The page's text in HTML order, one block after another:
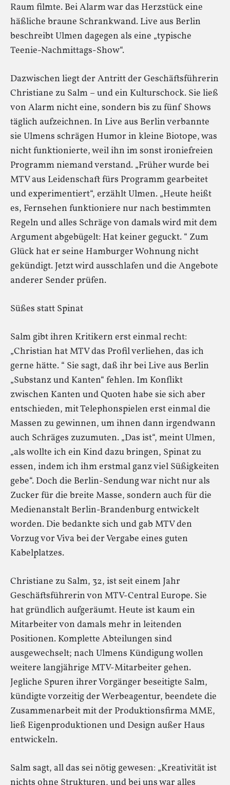
Raum filmte. Bei Alarm war das Herzstück eine
häßliche braune Schrankwand. Live aus Berlin
beschreibt Ulmen dagegen als eine „typische
Teenie-Nachmittags-Show“.
Dazwischen liegt der Antritt der Geschäftsführerin
Christiane zu Salm – und ein Kulturschock. Sie ließ
von Alarm nicht eine, sondern bis zu fünf Shows
täglich aufzeichnen. In Live aus Berlin verbannte
sie Ulmens schrägen Humor in kleine Biotope, was
nicht funktionierte, weil ihn im sonst ironiefreien
Programm niemand verstand. „Früher wurde bei
MTV aus Leidenschaft fürs Programm gearbeitet
und experimentiert“, erzählt Ulmen. „Heute heißt
es, Fernsehen funktioniere nur nach bestimmten
Regeln und alles Schräge von damals wird mit dem
Argument abgebügelt: Hat keiner geguckt. “ Zum
Glück hat er seine Hamburger Wohnung nicht
gekündigt. Jetzt wird ausschlafen und die Angebote
anderer Sender prüfen.
Süßes statt Spinat
Salm gibt ihren Kritikern erst einmal recht:
„Christian hat MTV das Profil verliehen, das ich
gerne hätte. “ Sie sagt, daß ihr bei Live aus Berlin
„Substanz und Kanten“ fehlen. Im Konflikt
zwischen Kanten und Quoten habe sie sich aber
entschieden, mit Telephonspielen erst einmal die
Massen zu gewinnen, um ihnen dann irgendwann
auch Schräges zuzumuten. „Das ist“, meint Ulmen,
„als wollte ich ein Kind dazu bringen, Spinat zu
essen, indem ich ihm erstmal ganz viel Süßigkeiten
gebe“. Doch die Berlin-Sendung war nicht nur als
Zucker für die breite Masse, sondern auch für die
Medienanstalt Berlin-Brandenburg entwickelt
worden. Die bedankte sich und gab MTV den
Vorzug vor Viva bei der Vergabe eines guten
Kabelplatzes.
Christiane zu Salm, 32, ist seit einem Jahr
Geschäftsführerin von MTV-Central Europe. Sie
hat gründlich aufgeräumt. Heute ist kaum ein
Mitarbeiter von damals mehr in leitenden
Positionen. Komplette Abteilungen sind
ausgewechselt; nach Ulmens Kündigung wollen
weitere langjährige MTV-Mitarbeiter gehen.
Jegliche Spuren ihrer Vorgänger beseitigte Salm,
kündigte vorzeitig der Werbeagentur, beendete die
Zusammenarbeit mit der Produktionsfirma MME,
ließ Eigenproduktionen und Design außer Haus
entwickeln.
Salm sagt, all das sei nötig gewesen: „Kreativität ist